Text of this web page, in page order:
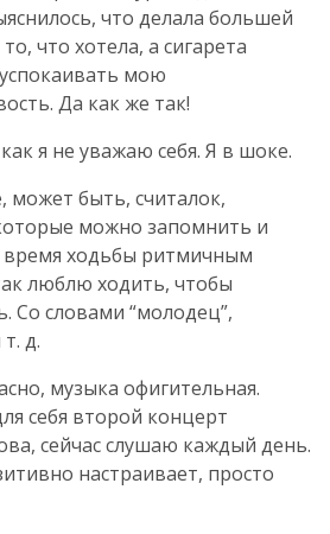
что делала большей
что хотела, а сигарета
мою
Да как же так!
я не уважаю себя. Я в шоке.
может быть, считалок,
можно запомнить и
время ходьбы ритмичным
люблю ходить, чтобы
Со словами “молодец”,
д.
музыка офигительная.
себя второй концерт
сейчас слушаю каждый день.
настраивает, просто